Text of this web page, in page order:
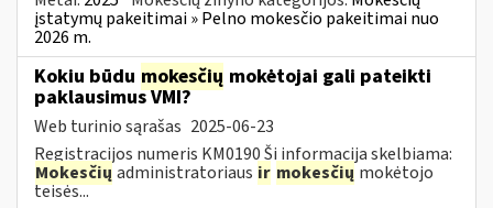
įstatymų pakeitimai » Pelno mokesčio pakeitimai nuo
2026 m.
Kokiu būdu mokesčių mokėtojai gali pateikti
paklausimus VMI?
Web turinio sąrašas 2025-06-23
Registracijos numeris KM0190 Ši informacija skelbiama:
Mokesčių administratoriaus ir mokesčių mokėtojo
teisės...